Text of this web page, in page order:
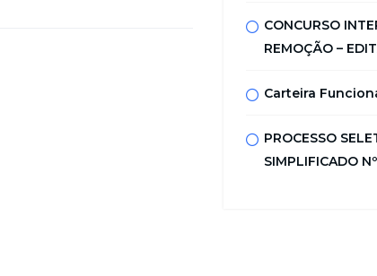
CONCURSO
REMOÇÃO –
Carteira
PROCESSO
SIMPLIFICADO